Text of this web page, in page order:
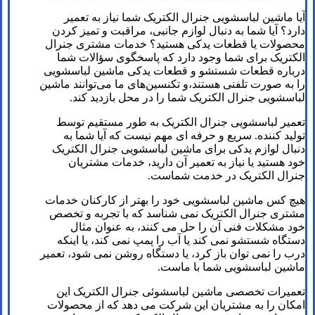
آیا ماشین لباسشویی جنرال الکتریک شما نیاز به تعمیر
دارد؟ آیا شما به دنبال لوازم جانبی، مراقبت و تمیز کردن
محصولات یا قطعات یدکی هستید؟ خدمات مشتری جنرال
الکتریک برای شما وجود دارد که پاسخگوی سؤالات شما
درباره قطعات شستشو و قطعات یدکی ماشین لباسشویی
را به صورت تلفنی هستند،و تکنسین‌های ما می‌توانند ماشین
لباسشویی جنرال الکتریک شما را در محل بازدید کند.
تعمیر لباسشویی جنرال الکتریک به طور مستقیم توسط
تولید کننده. سریع و حرفه ای مهم نیست که آیا شما به
دنبال لوازم یدکی برای ماشین لباسشویی جنرال الکتریک
خود هستید یا نیاز به تعمیر آن دارید، خدمات مشتریان
جنرال الکتریک در خدمت شماست.
هیچ کس ماشین لباسشویی خود را بهتر از کارکنان خدمات
مشتری جنرال الکتریک نمی شناسد که با تجربه و تخصص
خود مشکلات فنی آن را حل می کنند، به عنوان مثال
دستگاه شستشو نمی کند یا آب را پمپ نمی کند، یا اینکه
درب را نمی توان باز کرد، یا دستگاه روشن نمی شود، تعمیر
ماشین لباسشویی شما با ماست.
تعمیرات تخصصی ماشین لباسشوئی جنرال الکتریک این
امکان را به مشتریان این شرکت می دهد که از محصولات